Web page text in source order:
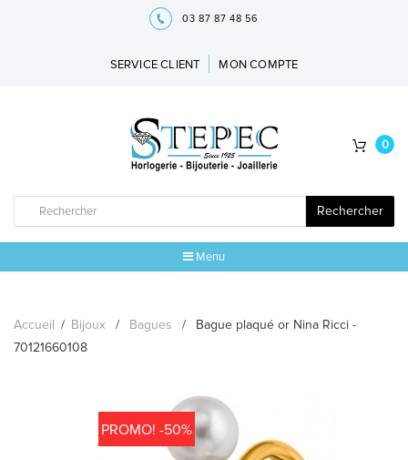
03 87 87 48 56
SERVICE CLIENT MON COMPTE
Rechercher
0
Menu
MONTRES
LES GEORGETTES
Accueil / Bijoux / Bagues /
Bague plaqué or Nina Ricci -
70121660108
PROMO! -50%